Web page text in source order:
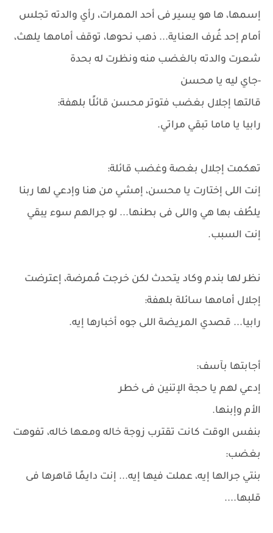
إسمها، ها هو يسير فى أحد الممرات، رأي والدته تجلس
أمام إحد غُرف العناية... ذهب نحوها، توقف أمامها يلهث،
شعرت والدته بالغضب منه ونظرت له بحدة
-جاي ليه يا محسن
قالتها إجلال بغضب فتوتر محسن قائلًا بلهفة:
رابيا يا ماما تبقي مراتي.
تهكمت إجلال بغصة وغضب قائلة:
إنت اللى إختارت يا محسن، إمشي من هنا وإدعي لها ربنا
يلطُف بها هي واللى فى بطنها... لو جرالهم سوء يبقي
إنت السبب.
نظر لها بندم وكاد يتحدث لكن خرجت مُمرضة، إعترضت
إجلال أمامها سائلة بلهفة:
رابيا... قصدي المريضة اللى جوه أخبارها إيه.
أجابتها بآسف:
إدعي لهم يا حجة الإتنين فى خطر
الأم وإبنها.
بنفس الوقت كانت تقترب زوجة خاله ومعها خاله، تفوهت
بغضب:
بنتي جرالها إيه، عملت فيها إيه... إنت دايمًا قاهرها فى
قلبها....